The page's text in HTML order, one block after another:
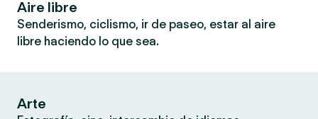
Aire libre
Senderismo, ciclismo, ir de paseo, estar al aire
libre haciendo lo que sea.
Arte